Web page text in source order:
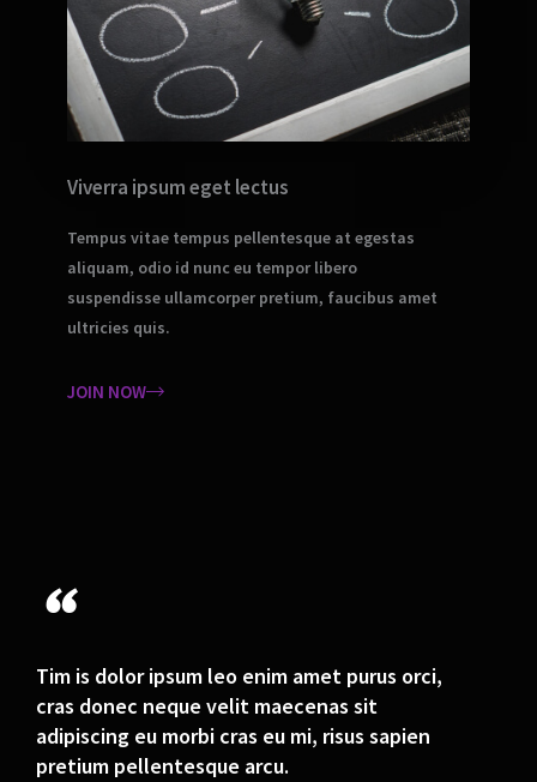
Viverra ipsum eget lectus
Tempus vitae tempus pellentesque at egestas
aliquam, odio id nunc eu tempor libero
suspendisse ullamcorper pretium, faucibus amet
ultricies quis.
JOIN NOW
“
Tim is dolor ipsum leo enim amet purus orci,
cras donec neque velit maecenas sit
adipiscing eu morbi cras eu mi, risus sapien
pretium pellentesque arcu.